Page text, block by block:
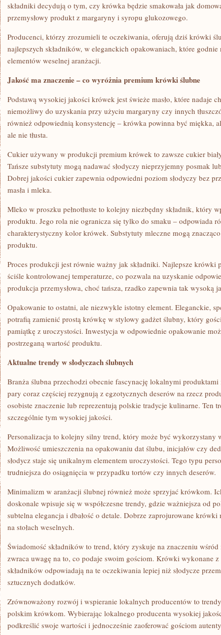
składniki decydują o tym, czy krówka będzie smakowała jak
przemysłowy produkt z margaryny i syropu glukozowego.
Producenci, którzy zrozumieli te oczekiwania, oferują dziś krówki
najlepszych składników, w eleganckich opakowaniach, które
elementów weselnej aranżacji.
Jakość ma znaczenie – co wyróżnia premium krówki ślubne
Podstawą wysokiej jakości krówek jest świeże masło, które nadaje
niemożliwy do uzyskania przy użyciu margaryny czy innych
również odpowiednią konsystencję – krówka powinna być miękka,
ale nie tłusta.
Cukier używany w produkcji premium krówek to zawsze cukier
Tańsze substytuty mogą nadawać słodyczy nieprzyjemny posmak
Dobrej jakości cukier zapewnia odpowiedni poziom słodyczy bez
masła i mleka.
Mleko w proszku pełnotłuste to kolejny niezbędny składnik, który
produktu. Jego rola nie ogranicza się tylko do smaku – odpowiada
charakterystyczny kolor krówek. Substytuty mleczne mogą
produktu.
Proces produkcji jest równie ważny jak składniki. Najlepsze krówki
ściśle kontrolowanej temperaturze, co pozwala na uzyskanie
produkcja przemysłowa, choć tańsza, rzadko zapewnia tak wysoką
Opakowanie to ostatni, ale niezwykle istotny element. Eleganckie,
potrafią zamienić prostą krówkę w stylowy gadżet ślubny, który
pamiątkę z uroczystości. Inwestycja w odpowiednie opakowanie
postrzeganą wartość produktu.
Aktualne trendy w słodyczach ślubnych
Branża ślubna przechodzi obecnie fascynację lokalnymi
pary coraz częściej rezygnują z egzotycznych deserów na rzecz
osobiste znaczenie lub reprezentują polskie tradycje kulinarne. Ten
szczególnie tym wysokiej jakości.
Personalizacja to kolejny silny trend, który może być wykorzystany
Możliwość umieszczenia na opakowaniu dat ślubu, inicjałów czy
słodycz staje się unikalnym elementem uroczystości. Tego typu
trudniejsza do osiągnięcia w przypadku tortów czy innych deserów.
Minimalizm w aranżacji ślubnej również może sprzyjać krówkom.
doskonale wpisuje się w współczesne trendy, gdzie ważniejsza od
subtelna elegancja i dbałość o detale. Dobrze zaprojurowane
na stołach weselnych.
Świadomość składników to trend, który zyskuje na znaczeniu wśród
zwraca uwagę na to, co podaje swoim gościom. Krówki wykonane
składników odpowiadają na te oczekiwania lepiej niż słodycze
sztucznych dodatków.
Zrównoważony rozwój i wspieranie lokalnych producentów to
polskim krówkom. Wybierając lokalnego producenta wysokiej
podkreślić swoje wartości i jednocześnie zaoferować gościom